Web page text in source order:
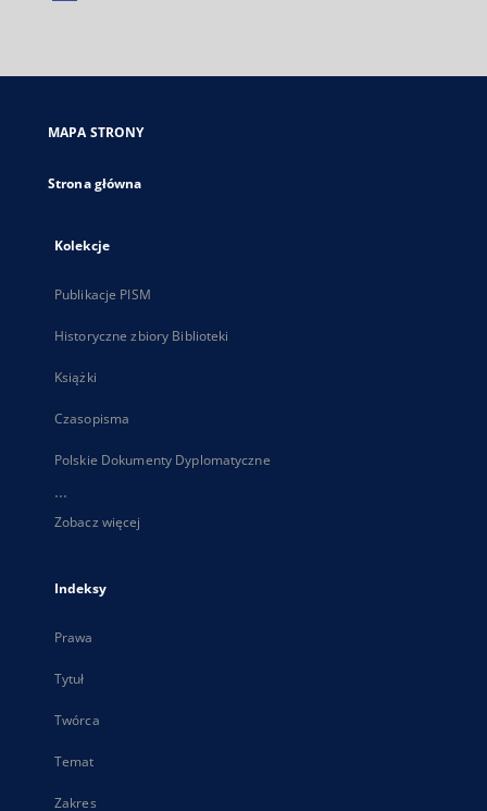
się
karcie
MAPA STRONY
Strona główna
Kolekcje
Publikacje PISM
Historyczne zbiory Biblioteki
Książki
Czasopisma
Polskie Dokumenty Dyplomatyczne
...
Zobacz więcej
Indeksy
Prawa
Tytuł
Twórca
Temat
Zakres